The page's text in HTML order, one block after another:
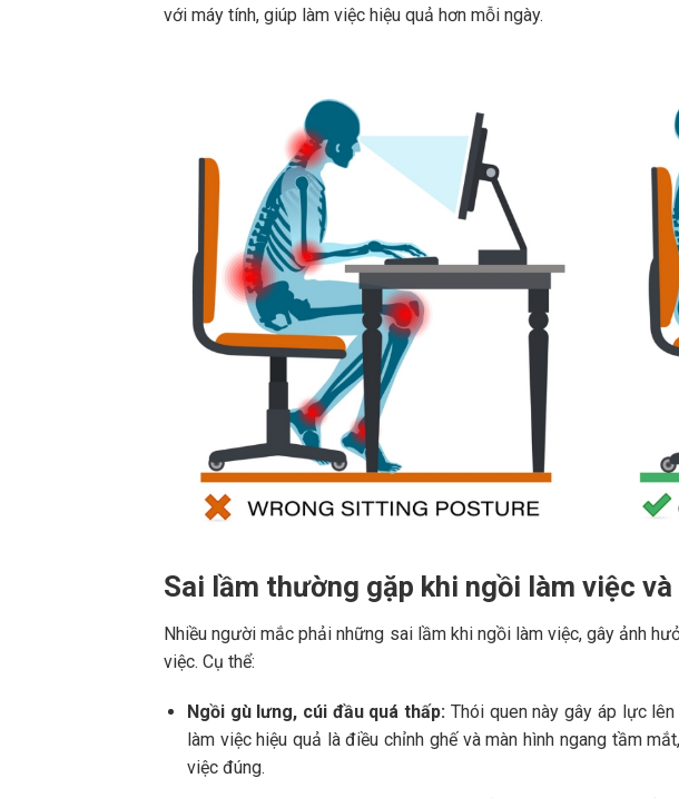
với máy tính, giúp làm việc hiệu quả hơn mỗi ngày.
Sai lầm thường gặp khi ngồi làm việc
Nhiều người mắc phải những sai lầm khi ngồi làm việc, gây ảnh
việc. Cụ thể:
Ngồi gù lưng, cúi đầu quá thấp: Thói quen này gây áp lực
làm việc hiệu quả là điều chỉnh ghế và màn hình ngang tầm
việc đúng.